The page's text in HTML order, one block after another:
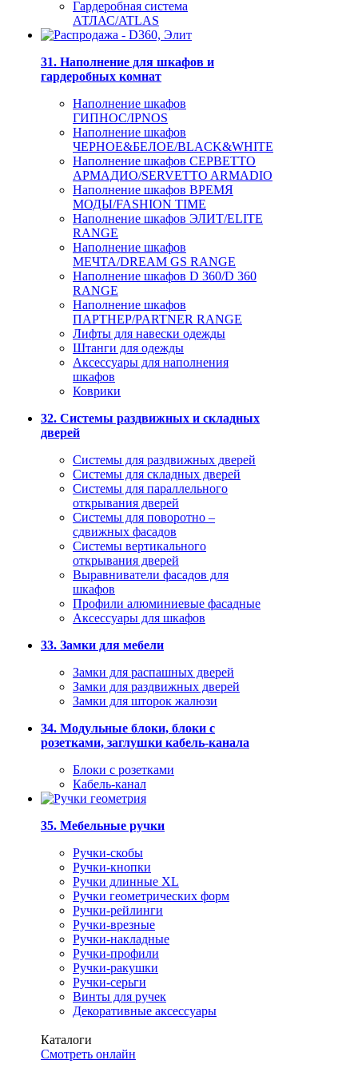
Гардеробная система
АТЛАС/ATLAS
31. Наполнение для шкафов и
гардеробных комнат
Наполнение шкафов
ГИПНОС/IPNOS
Наполнение шкафов
ЧЕРНОЕ&БЕЛОЕ/BLACK&WHITE
Наполнение шкафов СЕРВЕТТО
АРМАДИО/SERVETTO ARMADIO
Наполнение шкафов ВРЕМЯ
МОДЫ/FASHION TIME
Наполнение шкафов ЭЛИТ/ELITE
RANGE
Наполнение шкафов
МЕЧТА/DREAM GS RANGE
Наполнение шкафов D 360/D 360
RANGE
Наполнение шкафов
ПАРТНЕР/PARTNER RANGE
Лифты для навески одежды
Штанги для одежды
Аксессуары для наполнения
шкафов
Коврики
32. Системы раздвижных и складных
дверей
Системы для раздвижных дверей
Системы для складных дверей
Системы для параллельного
открывания дверей
Системы для поворотно –
сдвижных фасадов
Системы вертикального
открывания дверей
Выравниватели фасадов для
шкафов
Профили алюминиевые фасадные
Аксессуары для шкафов
33. Замки для мебели
Замки для распашных дверей
Замки для раздвижных дверей
Замки для шторок жалюзи
34. Модульные блоки, блоки с
розетками, заглушки кабель-канала
Блоки с розетками
Кабель-канал
35. Мебельные ручки
Ручки-скобы
Ручки-кнопки
Ручки длинные XL
Ручки геометрических форм
Ручки-рейлинги
Ручки-врезные
Ручки-накладные
Ручки-профили
Ручки-ракушки
Ручки-серьги
Винты для ручек
Декоративные аксессуары
Каталоги
Смотреть онлайн